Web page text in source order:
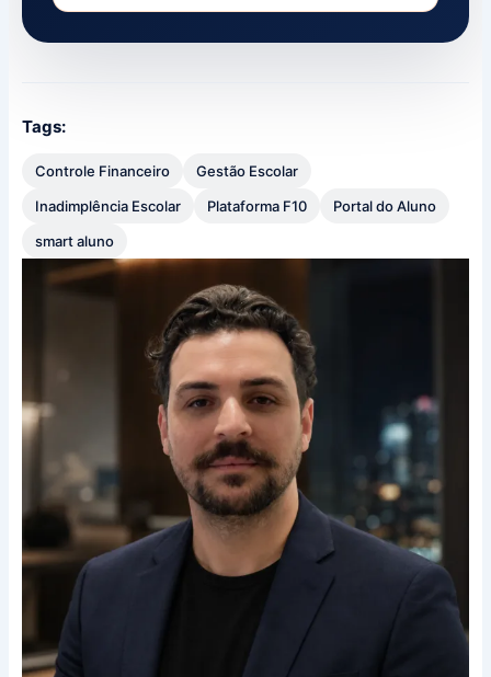
Tags:
Controle Financeiro
Gestão Escolar
Inadimplência Escolar
Plataforma F10
Portal do Aluno
smart aluno